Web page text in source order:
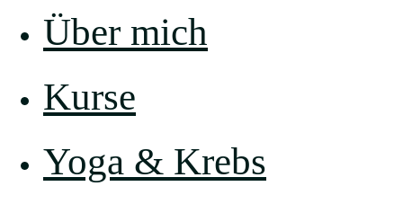
Über mich
Kurse
Yoga & Krebs